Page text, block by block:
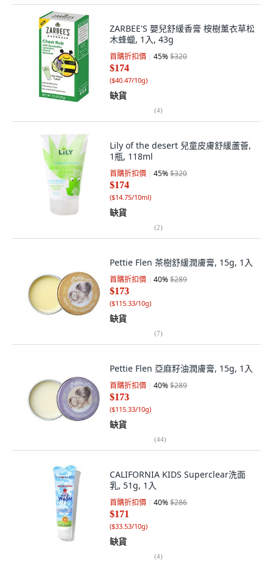
ZARBEE'S 嬰兒舒緩香膏 桉樹薰衣草松
木蜂蠟, 1入, 43g
首購折扣價 45%$320
$174
($40.47/10g)
缺貨
(4)
Lily of the desert 兒童皮膚舒緩蘆薈,
1瓶, 118ml
首購折扣價 45%$320
$174
($14.75/10ml)
缺貨
(2)
Pettie Flen 茶樹舒緩潤膚膏, 15g, 1入
首購折扣價 40%$289
$173
($115.33/10g)
缺貨
(7)
Pettie Flen 亞麻籽油潤膚膏, 15g, 1入
首購折扣價 40%$289
$173
($115.33/10g)
缺貨
(44)
CALIFORNIA KIDS Superclear洗面
乳, 51g, 1入
首購折扣價 40%$286
$171
($33.53/10g)
缺貨
(4)